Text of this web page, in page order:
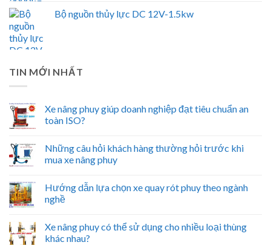
Bộ nguồn thủy lực DC 12V-1.5kw
TIN MỚI NHẤT
Xe nâng phuy giúp doanh nghiệp đạt tiêu chuẩn an
toàn ISO?
Những câu hỏi khách hàng thường hỏi trước khi
mua xe nâng phuy
Hướng dẫn lựa chọn xe quay rót phuy theo ngành
nghề
Xe nâng phuy có thể sử dụng cho nhiều loại thùng
khác nhau?